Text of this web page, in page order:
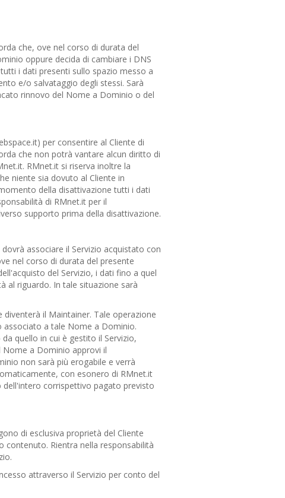
che, ove nel corso di durata del
oppure decida di cambiare i DNS
i dati presenti sullo spazio messo a
e/o salvataggio degli stessi. Sarà
rinnovo del Nome a Dominio o del
per consentire al Cliente di
che non potrà vantare alcun diritto di
RMnet.it si riserva inoltre la
niente sia dovuto al Cliente in
della disattivazione tutti i dati
di RMnet.it per il
supporto prima della disattivazione.
associare il Servizio acquistato con
nel corso di durata del presente
del Servizio, i dati fino a quel
al riguardo. In tale situazione sarà
il Maintainer. Tale operazione
associato a tale Nome a Dominio.
quello in cui è gestito il Servizio,
a Dominio approvi il
non sarà più erogabile e verrà
con esonero di RMnet.it
corrispettivo pagato previsto
di esclusiva proprietà del Cliente
contenuto. Rientra nella responsabilità
attraverso il Servizio per conto del